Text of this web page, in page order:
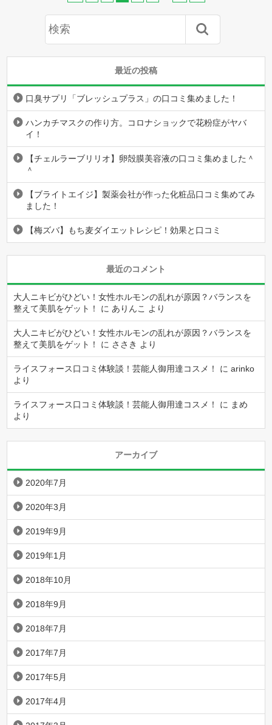
最近の投稿
口臭サプリ「ブレッシュプラス」の口コミ集めました！
ハンカチマスクの作り方。コロナショックで花粉症がヤバ
イ！
【チェルラーブリリオ】卵殻膜美容液の口コミ集めました＾
＾
【ブライトエイジ】製薬会社が作った化粧品口コミ集めてみ
ました！
【梅ズバ】もち麦ダイエットレシピ！効果と口コミ
最近のコメント
大人ニキビがひどい！女性ホルモンの乱れが原因？バランスを
整えて美肌をゲット！
に ありんこ より
大人ニキビがひどい！女性ホルモンの乱れが原因？バランスを
整えて美肌をゲット！
に ささき より
ライスフォース口コミ体験談！芸能人御用達コスメ！ にarinko
より
ライスフォース口コミ体験談！芸能人御用達コスメ！ に まめ
より
アーカイブ
2020年7月
2020年3月
2019年9月
2019年1月
2018年10月
2018年9月
2018年7月
2017年7月
2017年5月
2017年4月